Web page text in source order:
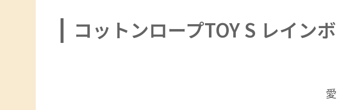
コットンロープTOY S レイン